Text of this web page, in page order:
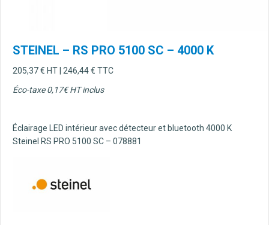
STEINEL – RS PRO 5100 SC – 4000 K
205,37€ HT | 246,44€ TTC
Éco-taxe 0,17€ HT inclus
Éclairage LED intérieur avec détecteur et bluetooth 4000 K
Steinel RS PRO 5100 SC – 078881